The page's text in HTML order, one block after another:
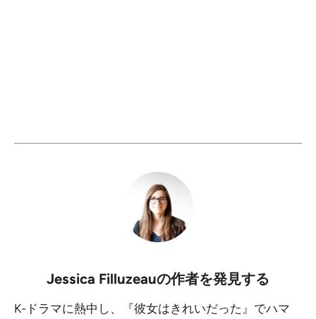
Jessica Filluzeauの作者を発見する
K-ドラマに熱中し、『彼女はきれいだった』でハマ